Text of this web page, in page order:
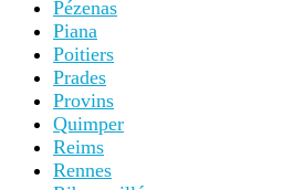
Pézenas
Piana
Poitiers
Prades
Provins
Quimper
Reims
Rennes